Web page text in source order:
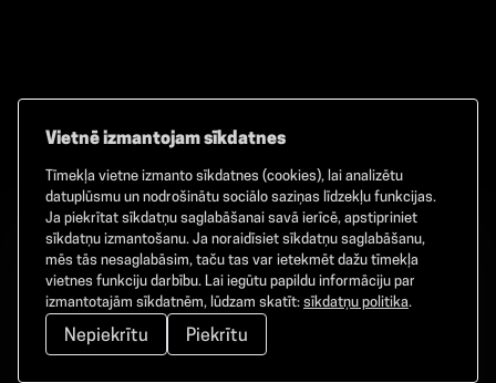
Facebook TikTok Instagram
©2026GAMMA. Visas tiesības aizsargātas.
Vietnē izmantojam sīkdatnes
Tīmekļa vietne izmanto sīkdatnes (cookies), lai analizētu
datuplūsmu un nodrošinātu sociālo saziņas līdzekļu funkcijas.
Ja piekrītat sīkdatņu saglabāšanai savā ierīcē, apstipriniet
sīkdatņu izmantošanu. Ja noraidīsiet sīkdatņu saglabāšanu,
mēs tās nesaglabāsim, taču tas var ietekmēt dažu tīmekļa
vietnes funkciju darbību. Lai iegūtu papildu informāciju par
izmantotajām sīkdatnēm, lūdzam skatīt: sīkdatņu politika.
Nepiekrītu Piekrītu